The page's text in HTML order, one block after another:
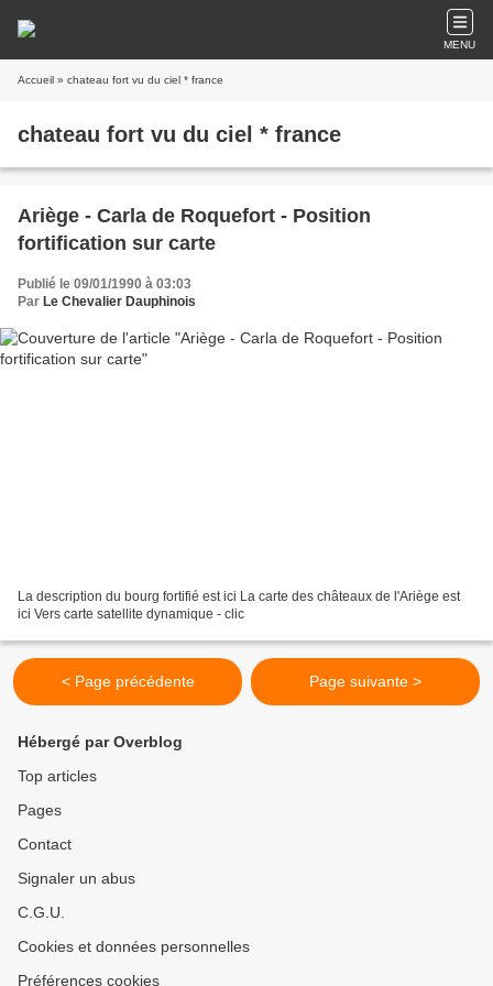
MENU
Accueil » chateau fort vu du ciel * france
chateau fort vu du ciel * france
Ariège - Carla de Roquefort - Position
fortification sur carte
Publié le 09/01/1990 à 03:03
Par Le Chevalier Dauphinois
La description du bourg fortifié est ici La carte des châteaux de l'Ariège est
ici Vers carte satellite dynamique - clic
< Page précédente Page suivante >
Hébergé par Overblog
Top articles
Pages
Contact
Signaler un abus
C.G.U.
Cookies et données personnelles
Préférences cookies